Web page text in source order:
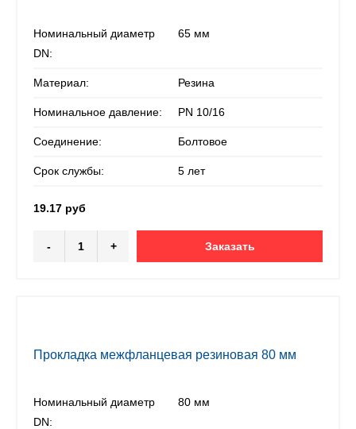
Номинальный диаметр
DN:
65 мм
Материал: Резина
Номинальное давление: PN 10/16
Соединение: Болтовое
Срок службы: 5 лет
19.17 руб
- + Заказать
Прокладка межфланцевая резиновая 80 мм
Номинальный диаметр
DN:
80 мм